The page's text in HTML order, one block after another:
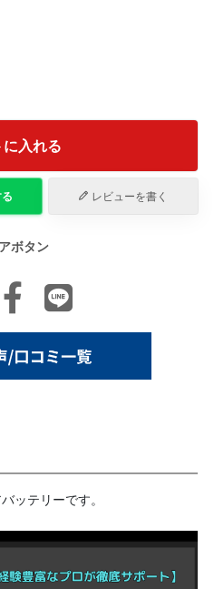
入れる
レビューを書く
ボタン
ッテリーです。